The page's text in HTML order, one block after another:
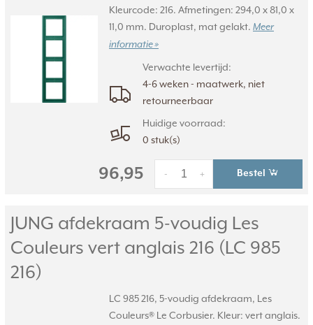
Kleurcode: 216. Afmetingen: 294,0 x 81,0 x
11,0 mm. Duroplast, mat gelakt. Meer
informatie »
Verwachte levertijd:
4-6 weken - maatwerk, niet
retourneerbaar
Huidige voorraad:
0 stuk(s)
96,95 +
- Bestel
JUNG afdekraam 5-voudig Les
Couleurs vert anglais 216 (LC 985
216)
LC 985 216, 5-voudig afdekraam, Les
Couleurs® Le Corbusier. Kleur: vert anglais.